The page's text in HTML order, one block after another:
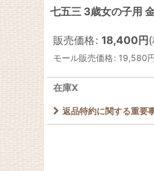
七五三 3歳女の子用
販売価格: 18,400円
モール販売価格: 19,580
在庫X
返品特約に関する重要